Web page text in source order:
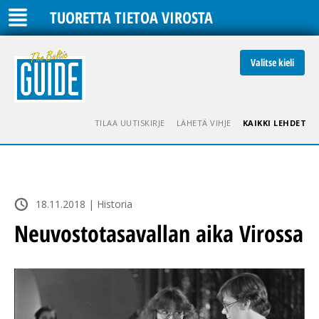
TUORETTA TIETOA VIROSTA
Valitse kieli
TILAA UUTISKIRJE LÄHETÄ VIHJE KAIKKI LEHDET
18.11.2018 | Historia
Neuvostotasavallan aika Virossa